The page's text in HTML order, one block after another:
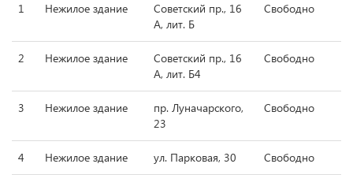
1 Нежилое здание
Советский пр., 16
А, лит. Б
Свободно
2 Нежилое здание
Советский пр., 16
А, лит. Б4
Свободно
3 Нежилое здание
пр. Луначарского,
23
Свободно
4 Нежилое здание ул. Парковая, 30 Свободно